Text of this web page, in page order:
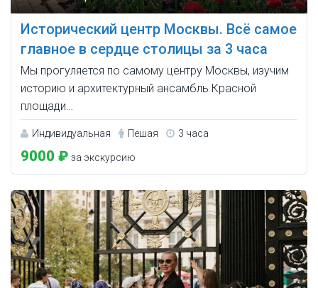
Исторический центр Москвы. Всё самое
главное в сердце столицы за 3 часа
Мы прогуляется по самому центру Москвы, изучим
историю и архитектурный ансамбль Красной
площади…
Индивидуальная Пешая 3 часа
9000 ₽ за экскурсию